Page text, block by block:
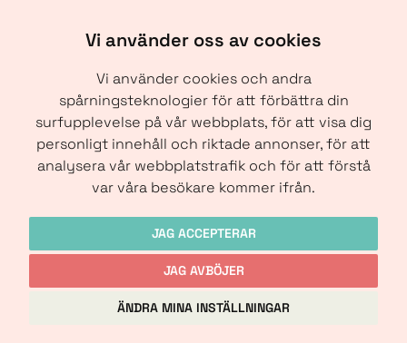
Vi använder oss av cookies
Vi använder cookies och andra
spårningsteknologier för att förbättra din
surfupplevelse på vår webbplats, för att visa dig
personligt innehåll och riktade annonser, för att
analysera vår webbplatstrafik och för att förstå
var våra besökare kommer ifrån.
JAG ACCEPTERAR
JAG AVBÖJER
ÄNDRA MINA INSTÄLLNINGAR
SKICKA
Copyright © IRM-Media 2024